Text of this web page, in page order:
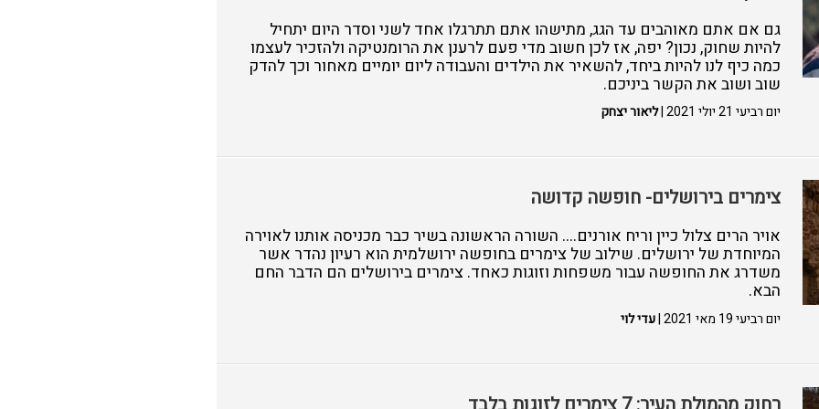
גם אם אתם מאוהבים עד הגג, מתישהו אתם תתרגלו אחד לשני וסדר היום יתחיל
להיות שחוק, נכון? יפה, אז לכן חשוב מדי פעם לרענן את הרומנטיקה ולהזכיר לעצמו
כמה כיף לנו להיות ביחד, להשאיר את הילדים והעבודה ליום יומיים מאחור וכך להדק
שוב ושוב את הקשר ביניכם.
יום רביעי 21 יולי 2021 | ליאור יצחק
צימרים בירושלים- חופשה קדושה
אויר הרים צלול כיין וריח אורנים.... השורה הראשונה בשיר כבר מכניסה אותנו לאוירה
המיוחדת של ירושלים. שילוב של צימרים בחופשה ירושלמית הוא רעיון נהדר אשר
משדרג את החופשה עבור משפחות וזוגות כאחד. צימרים בירושלים הם הדבר החם
הבא.
יום רביעי 19 מאי 2021 | עדי לוי